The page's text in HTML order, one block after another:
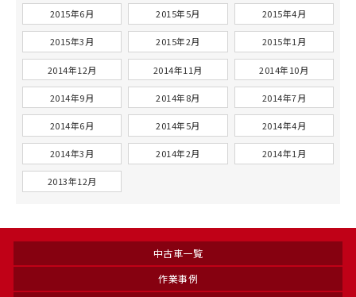
2015年6月 2015年5月 2015年4月
2015年3月 2015年2月 2015年1月
2014年12月 2014年11月 2014年10月
2014年9月 2014年8月 2014年7月
2014年6月 2014年5月 2014年4月
2014年3月 2014年2月 2014年1月
2013年12月
中古車一覧
作業事例